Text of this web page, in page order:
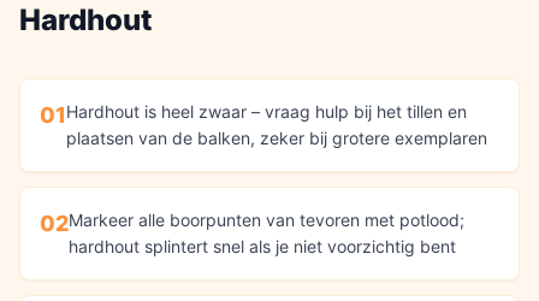
Hardhout
01Hardhout is heel zwaar – vraag hulp bij het tillen en
plaatsen van de balken, zeker bij grotere exemplaren
02Markeer alle boorpunten van tevoren met potlood;
hardhout splintert snel als je niet voorzichtig bent